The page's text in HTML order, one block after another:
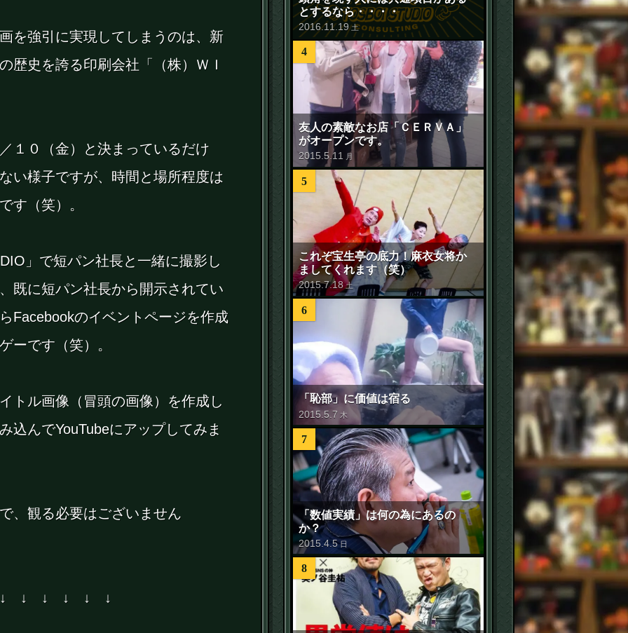
を強引に実現してしまうのは、新
歴史を誇る印刷会社「（株）ＷＩ
１０（金）と決まっているだけ
い様子ですが、時間と場所程度は
す（笑）。
」で短パン社長と一緒に撮影し
既に短パン社長から開示されてい
Facebookのイベントページを作成
ーです（笑）。
トル画像（冒頭の画像）を作成し
込んでYouTubeにアップしてみま
、観る必要はございません
↓ ↓ ↓ ↓ ↓
とするなら・・・・
2016.11.19 土
4
友人の素敵なお店「ＣＥＲＶＡ」
がオープンです。
2015 5.11 月
5
これぞ宝生亭の底力！麻衣女将か
ましてくれます（笑）
2015.7.18 土
6
「恥部」に価値は宿る
2015 .5 .7 木
7
「数値実績」は何の為にあるの
か？
2015 .4.5 日
8